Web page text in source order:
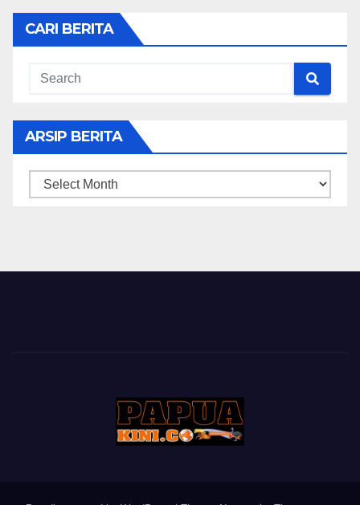
CARI BERITA
ARSIP BERITA
ARSIP